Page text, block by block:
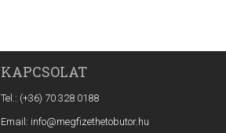
KAPCSOLAT
Tel.: (+36) 70 328 0188
Email: info@megfizethetobutor.hu